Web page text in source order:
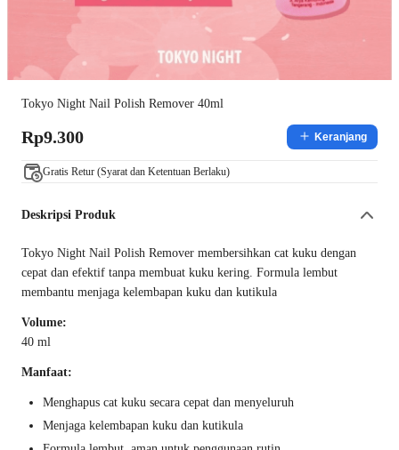
Tokyo Night Nail Polish Remover 40ml
Rp9.300 Keranjang
Gratis Retur (Syarat dan Ketentuan Berlaku)
Deskripsi Produk
Tokyo Night Nail Polish Remover membersihkan cat kuku dengan
cepat dan efektif tanpa membuat kuku kering. Formula lembut
membantu menjaga kelembapan kuku dan kutikula
Volume:
40 ml
Manfaat:
Menghapus cat kuku secara cepat dan menyeluruh
Menjaga kelembapan kuku dan kutikula